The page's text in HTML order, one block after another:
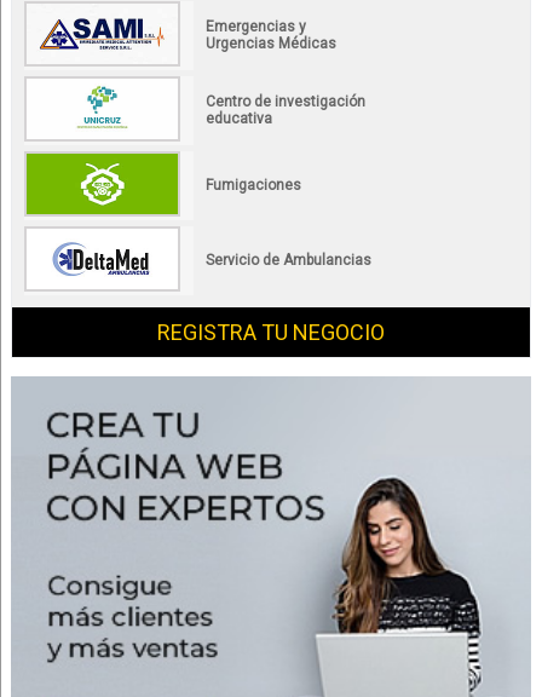
Emergencias y
Urgencias Médicas
Centro de investigación
educativa
Fumigaciones
Servicio de Ambulancias
REGISTRA TU NEGOCIO